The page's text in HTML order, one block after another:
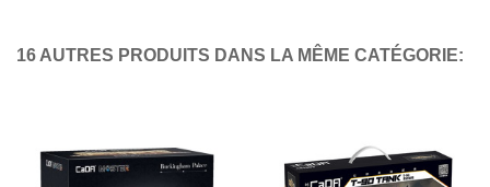
16 AUTRES PRODUITS DANS LA MÊME CATÉGORIE: